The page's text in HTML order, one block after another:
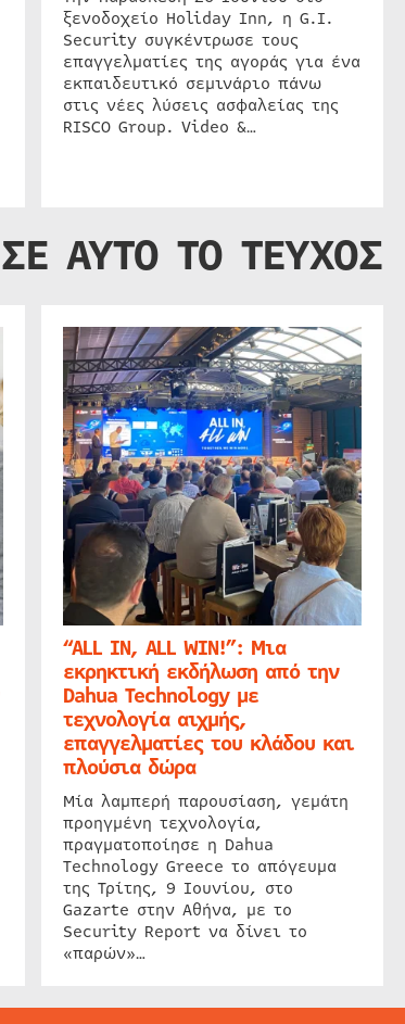
ξενοδοχείο Holiday Inn, η G.I.
Security συγκέντρωσε τους
επαγγελματίες της αγοράς για ένα
εκπαιδευτικό σεμινάριο πάνω
στις νέες λύσεις ασφαλείας της
RISCO Group. Video &…
ΣΕ ΑΥΤΟ ΤΟ ΤΕΥΧΟΣ
“ALL IN, ALL WIN!”: Μια
εκρηκτική εκδήλωση από την
Dahua Technology με
τεχνολογία αιχμής,
επαγγελματίες του κλάδου και
πλούσια δώρα
Μία λαμπερή παρουσίαση, γεμάτη
προηγμένη τεχνολογία,
πραγματοποίησε η Dahua
Technology Greece το απόγευμα
της Τρίτης, 9 Ιουνίου, στο
Gazarte στην Αθήνα, με το
Security Report να δίνει το
«παρών»…